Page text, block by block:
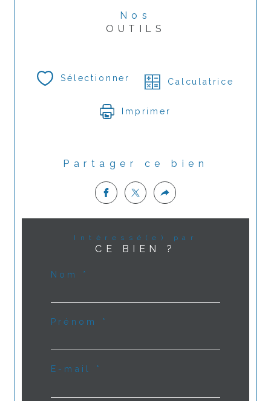
Nos
OUTILS
Sélectionner Calculatrice
Imprimer
Partager ce bien
Intéressé(e) par
CE BIEN ?
Nom *
Prénom *
E-mail *